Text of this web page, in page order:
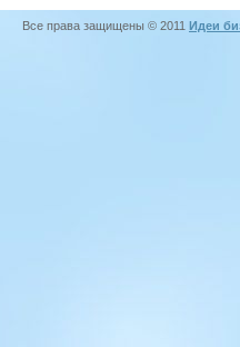
Все права защищены © 2011 Идеи